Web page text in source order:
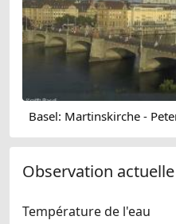
Observation actuelle
Température de l'eau